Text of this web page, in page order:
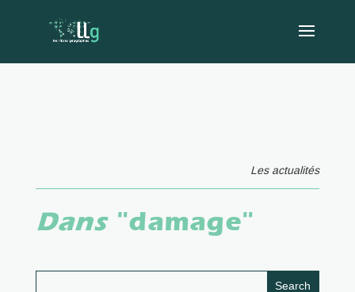
Les actualités
Dans"damage"